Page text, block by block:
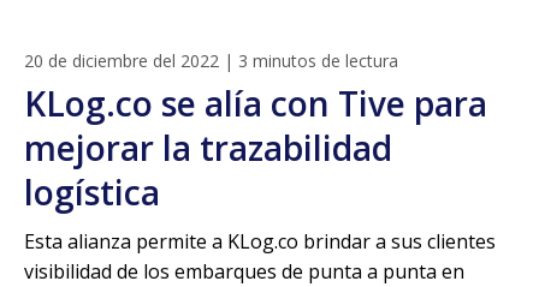
20 de diciembre del 2022 | 3 minutos de lectura
KLog.co se alía con Tive para
mejorar la trazabilidad
logística
Esta alianza permite a KLog.co brindar a sus clientes
visibilidad de los embarques de punta a punta en